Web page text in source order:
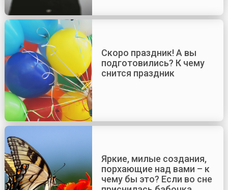
Скоро праздник! А вы
подготовились? К чему
снится праздник
Яркие, милые создания,
порхающие над вами – к
чему бы это? Если во сне